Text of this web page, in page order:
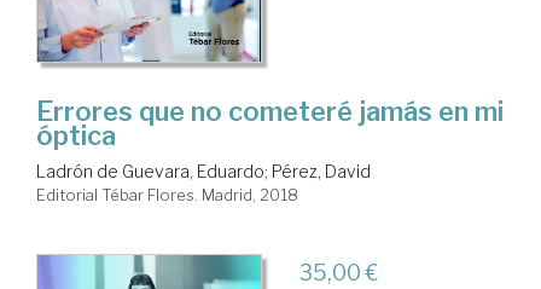
Errores que no cometeré jamás en mi
óptica
Ladrón de Guevara, Eduardo; Pérez, David
Editorial Tébar Flores. Madrid, 2018
35,00 €